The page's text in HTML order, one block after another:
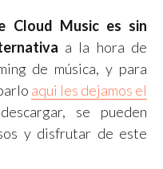
Cloud Music es sin
a la hora de
de música, y para
aqui les dejamos el
se pueden
y disfrutar de este